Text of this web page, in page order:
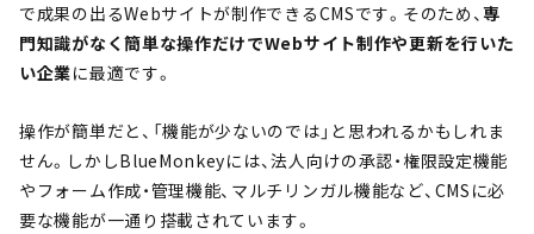
で成果の出るWebサイトが制作できるCMSです。そのため、専
門知識がなく簡単な操作だけでWebサイト制作や更新を行いた
い企業に最適です。
操作が簡単だと、「機能が少ないのでは」と思われるかもしれま
せん。しかしBlueMonkeyには、法人向けの承認・権限設定機能
やフォーム作成・管理機能、マルチリンガル機能など、CMSに必
要な機能が一通り搭載されています。